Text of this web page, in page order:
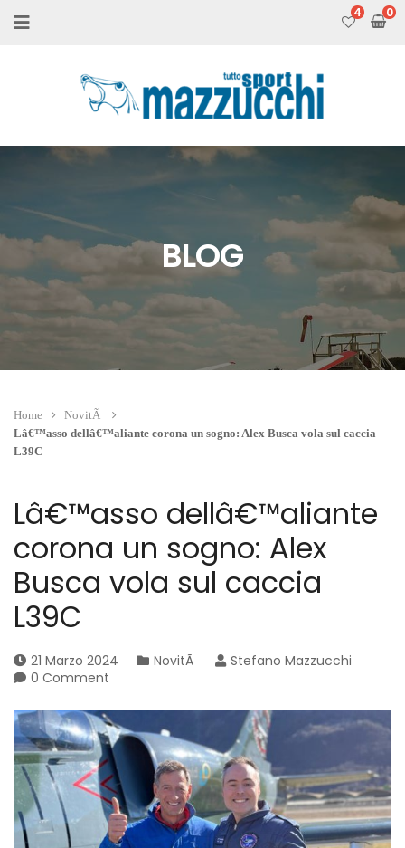
4
BLOG
Home
NovitÃ
Lâ€™asso dellâ€™aliante corona un sogno: Alex Busca vola sul caccia
L39C
Lâ€™asso dellâ€™aliante
corona un sogno: Alex
Busca vola sul caccia
L39C
21 Marzo 2024 NovitÃ
Stefano Mazzucchi
0 Comment